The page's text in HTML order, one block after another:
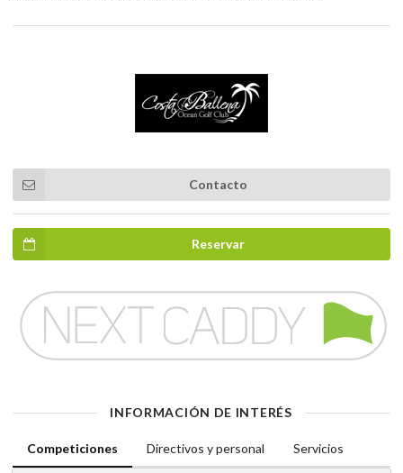
Contacto
Reservar
INFORMACIÓN DE INTERÉS
Competiciones Directivos y personal Servicios